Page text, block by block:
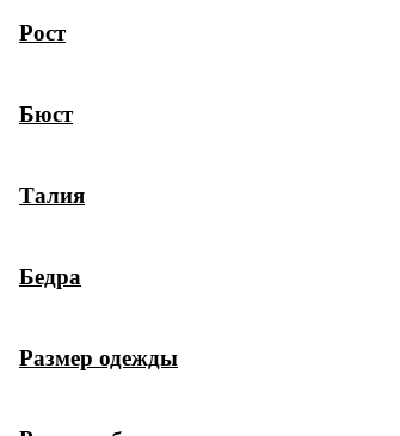
Рост
Бюст
Талия
Бедра
Размер одежды